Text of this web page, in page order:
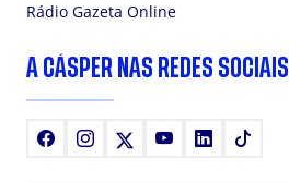
Rádio Gazeta Online
A CÁSPER NAS REDES SOCIAIS
FacebookInstagram YoutubeLinkedIn